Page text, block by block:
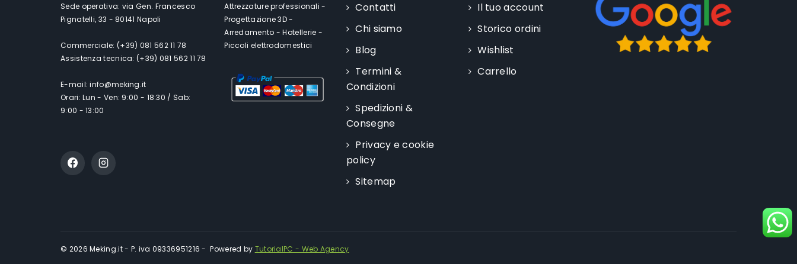
Sede operativa: via Gen. Francesco
Pignatelli, 33 - 80141 Napoli
Commerciale: (+39) 081 562 11 78
Assistenza tecnica: (+39) 081 562 11 78
E-mail: info@meking.it
Orari: Lun - Ven: 9:00 - 18:30 / Sab:
9:00 - 13:00
Attrezzature professionali -
Progettazione 3D -
Arredamento - Hotellerie -
Piccoli elettrodomestici
Contatti
Chi siamo
Blog
Termini &
Condizioni
Spedizioni &
Consegne
Privacy e cookie
policy
Sitemap
Il tuo account
Storico ordini
Wishlist
Carrello
© 2026 Meking.it - P. iva 09336951216 - Powered by TutorialPC - Web Agency